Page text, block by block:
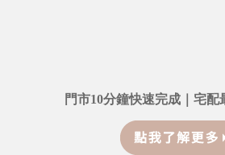
門市10分鐘快速完成｜宅配